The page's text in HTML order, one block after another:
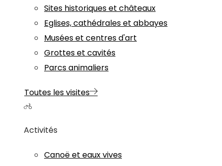
Sites historiques et châteaux
Eglises, cathédrales et abbayes
Musées et centres d'art
Grottes et cavités
Parcs animaliers
Toutes les visites
Activités
Canoë et eaux vives